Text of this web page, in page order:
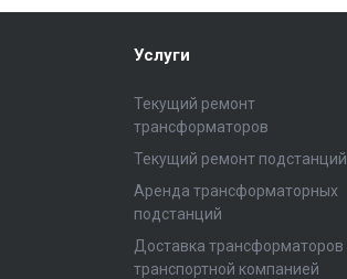
Услуги
Текущий ремонт
трансформаторов
Текущий ремонт подстанций
Аренда трансформаторных
подстанций
Доставка трансформаторов
транспортной компанией